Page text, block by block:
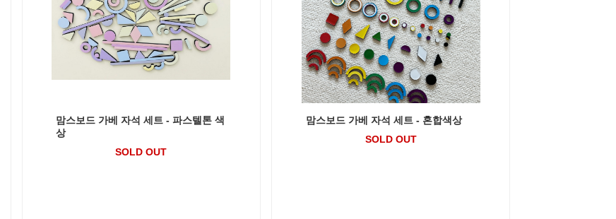
맘스보드 가베 자석 세트 - 파스텔톤 색
상
SOLD OUT
맘스보드 가베 자석 세트 - 혼합색상
SOLD OUT